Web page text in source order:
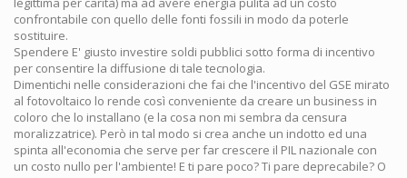
confrontabile con quello delle fonti fossili in modo da poterle
sostituire.
Spendere E' giusto investire soldi pubblici sotto forma di incentivo
per consentire la diffusione di tale tecnologia.
Dimentichi nelle considerazioni che fai che l'incentivo del GSE mirato
al fotovoltaico lo rende così conveniente da creare un business in
coloro che lo installano (e la cosa non mi sembra da censura
moralizzatrice). Però in tal modo si crea anche un indotto ed una
spinta all'economia che serve per far crescere il PIL nazionale con
un costo nullo per l'ambiente! E ti pare poco? Ti pare deprecabile? O